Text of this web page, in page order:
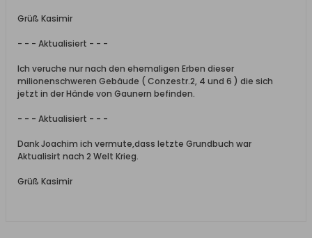
Grüß Kasimir
- - - Aktualisiert - - -
Ich veruche nur nach den ehemaligen Erben dieser
milionenschweren Gebäude ( Conzestr.2, 4 und 6 ) die sich
jetzt in der Hände von Gaunern befinden.
- - - Aktualisiert - - -
Dank Joachim ich vermute,dass letzte Grundbuch war
Aktualisirt nach 2 Welt Krieg.
Grüß Kasimir